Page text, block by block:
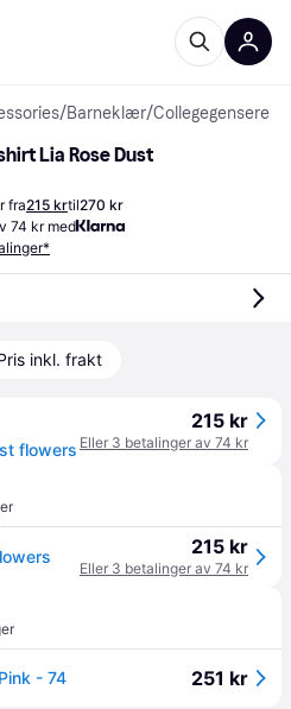
/Barneklær/Collegegensere
Lia Rose Dust
fra215 krtil270 kr
74 kr med
inkl. frakt
flowers
215 kr
Eller 3 betalinger av 74 kr
215 kr
Eller 3 betalinger av 74 kr
- 74 251 kr